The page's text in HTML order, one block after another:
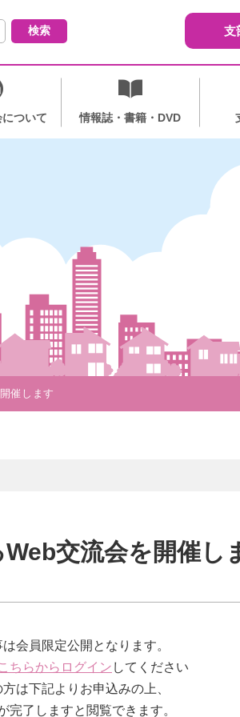
支
ついて 情報誌・書籍・DVD
催します
交流会を開催し
会員限定公開となります。
ちらからログイン してください
は下記よりお申込みの上、
完了しますと閲覧できます。